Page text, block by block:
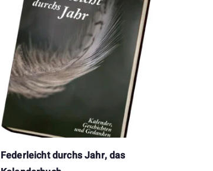
Federleicht durchs Jahr, das